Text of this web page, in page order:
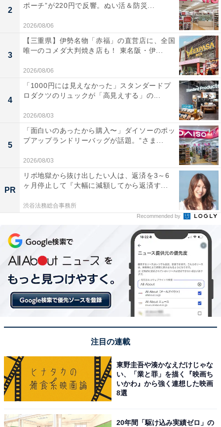
2
ポーチ”が220円で反響。ぬい活＆防災...
2026/08/06
3
【三重県】伊勢名物「赤福」の直営店に、全国
唯一のコメダ大判焼き店も！ 東名阪・伊...
2026/08/06
4
「1000円には見えなかった」スタンダードプ
ロダクツのリュックが「高見えする」の...
2026/08/03
5
「面白いのあったから購入〜」ダイソーのポッ
プアップランドリーバッグが話題。“さま...
2026/08/03
PR
リボ地獄から抜け出したい人は、返済を3～6
ヶ月停止して『大幅に減額してから返済す...
渋谷法務総合事務所
Recommended by
注目の連載
東野圭吾や湊かなえだけじゃな
い、「業と罪」を描く『映画ち
いかわ』から強く連想した映画
8選
20年間「駆け込み実績ゼロ」の